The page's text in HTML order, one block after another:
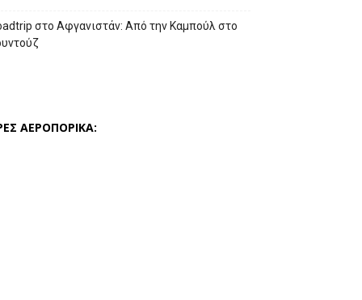
στο Αφγανιστάν: Από την Καμπούλ στο
ΑΕΡΟΠΟΡΙΚΑ: